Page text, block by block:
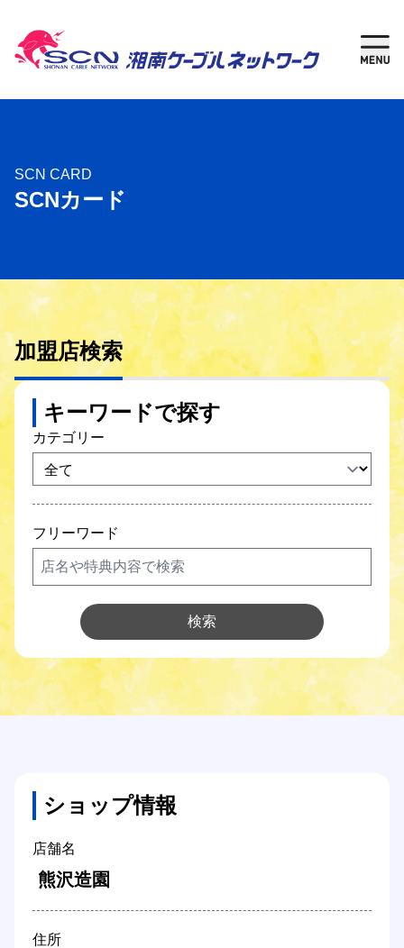
新規加入
ご検討中の方
ご利用中の方
ケーブルテレビ
インターネット
固定電話
SCNガス
SCNでんき
SCNについて
Q&A
SCN CARD
SCNカード
加盟店検索
キーワードで探す
カテゴリー
フリーワード
検索
ショップ情報
店舗名
熊沢造園
住所